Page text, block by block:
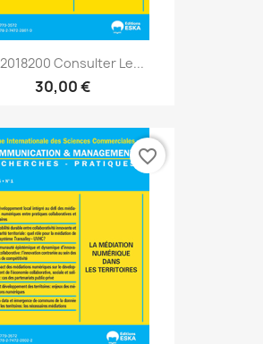
Consulter Le...
30,00 €
favorite_border